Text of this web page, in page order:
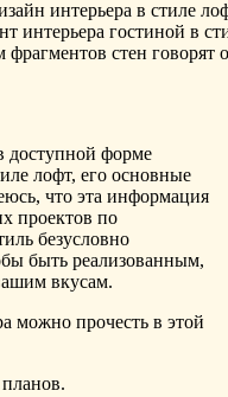
интерьера гостиной в
стен говорят
доступной форме
лофт, его основные
что эта информация
проектов по
безусловно
быть реализованным,
вкусам.
можно прочесть в этой